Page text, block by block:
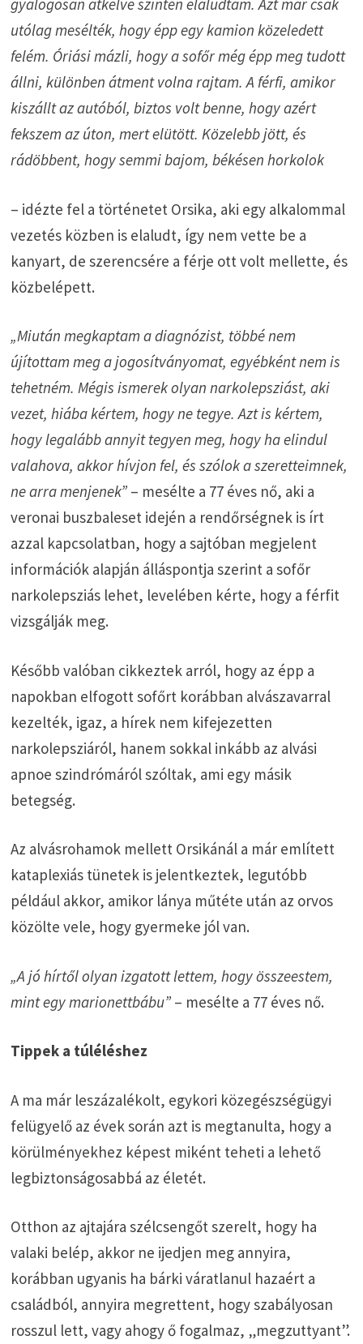
gyalogosan átkelve szintén elaludtam. Azt már csak
utólag mesélték, hogy épp egy kamion közeledett
felém. Óriási mázli, hogy a sofőr még épp meg tudott
állni, különben átment volna rajtam. A férfi, amikor
kiszállt az autóból, biztos volt benne, hogy azért
fekszem az úton, mert elütött. Közelebb jött, és
rádöbbent, hogy semmi bajom, békésen horkolok
– idézte fel a történetet Orsika, aki egy alkalommal
vezetés közben is elaludt, így nem vette be a
kanyart, de szerencsére a férje ott volt mellette, és
közbelépett.
„Miután megkaptam a diagnózist, többé nem
újítottam meg a jogosítványomat, egyébként nem is
tehetném. Mégis ismerek olyan narkolepsziást, aki
vezet, hiába kértem, hogy ne tegye. Azt is kértem,
hogy legalább annyit tegyen meg, hogy ha elindul
valahova, akkor hívjon fel, és szólok a szeretteimnek,
ne arra menjenek”– mesélte a 77 éves nő, aki a
veronai buszbaleset idején a rendőrségnek is írt
azzal kapcsolatban, hogy a sajtóban megjelent
információk alapján álláspontja szerint a sofőr
narkolepsziás lehet, levelében kérte, hogy a férfit
vizsgálják meg.
Később valóban cikkeztek arról, hogy az épp a
napokban elfogott sofőrt korábban alvászavarral
kezelték, igaz, a hírek nem kifejezetten
narkolepsziáról, hanem sokkal inkább az alvási
apnoe szindrómáról szóltak, ami egy másik
betegség.
Az alvásrohamok mellett Orsikánál a már említett
kataplexiás tünetek is jelentkeztek, legutóbb
például akkor, amikor lánya műtéte után az orvos
közölte vele, hogy gyermeke jól van.
„A jó hírtől olyan izgatott lettem, hogy összeestem,
mint egy marionettbábu” – mesélte a 77 éves nő.
Tippek a túléléshez
A ma már leszázalékolt, egykori közegészségügyi
felügyelő az évek során azt is megtanulta, hogy a
körülményekhez képest miként teheti a lehető
legbiztonságosabbá az életét.
Otthon az ajtajára szélcsengőt szerelt, hogy ha
valaki belép, akkor ne ijedjen meg annyira,
korábban ugyanis ha bárki váratlanul hazaért a
családból, annyira megrettent, hogy szabályosan
rosszul lett, vagy ahogy ő fogalmaz, „megzuttyant”.